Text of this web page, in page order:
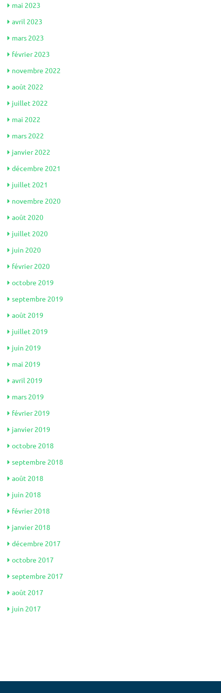
mai 2023
avril 2023
mars 2023
février 2023
novembre 2022
août 2022
juillet 2022
mai 2022
mars 2022
janvier 2022
décembre 2021
juillet 2021
novembre 2020
août 2020
juillet 2020
juin 2020
février 2020
octobre 2019
septembre 2019
août 2019
juillet 2019
juin 2019
mai 2019
avril 2019
mars 2019
février 2019
janvier 2019
octobre 2018
septembre 2018
août 2018
juin 2018
février 2018
janvier 2018
décembre 2017
octobre 2017
septembre 2017
août 2017
juin 2017